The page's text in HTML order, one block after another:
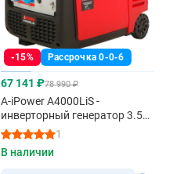
-15% Рассрочка 0-0-6
67 141 ₽78 990 ₽
A-iPower A4000LiS -
инверторный генератор 3.5
квт
1
В наличии